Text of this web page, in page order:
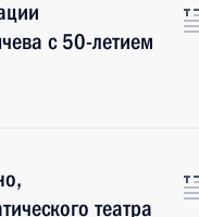
с 50-летием
театра